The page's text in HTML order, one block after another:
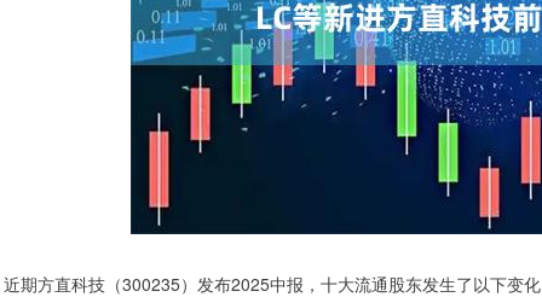
近期方直科技（300235）发布2025中报，十大流通股东发生了以下变